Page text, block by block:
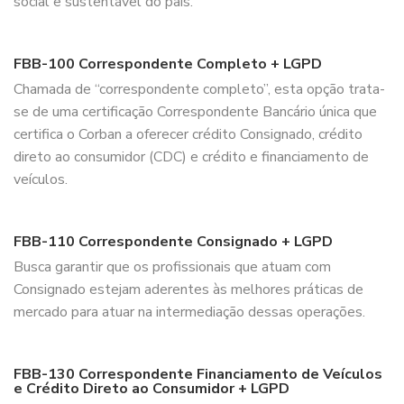
FBB-100 Correspondente Completo + LGPD
Chamada de “correspondente completo”, esta opção trata-
se de uma certificação Correspondente Bancário única que
certifica o Corban a oferecer crédito Consignado, crédito
direto ao consumidor (CDC) e crédito e financiamento de
veículos.
FBB-110 Correspondente Consignado + LGPD
Busca garantir que os profissionais que atuam com
Consignado estejam aderentes às melhores práticas de
mercado para atuar na intermediação dessas operações.
FBB-130 Correspondente Financiamento de Veículos
e Crédito Direto ao Consumidor + LGPD